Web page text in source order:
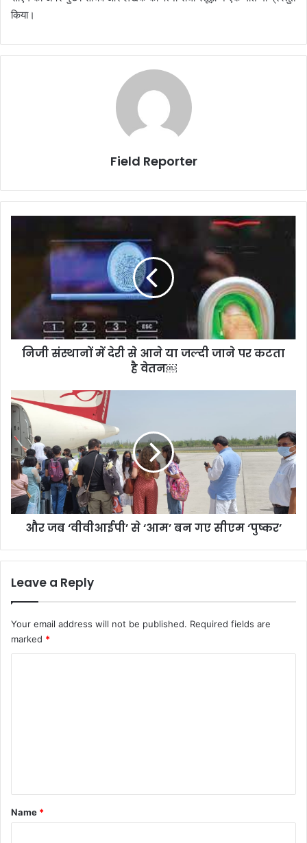
किया।
Field Reporter
जल्दी
जाने
वेतन
￼
निजी संस्थानों में देरी से आने या जल्दी जाने पर कटता
है वेतन￼
और
जब
‘वीवीआईपी’
से
‘आम’
बन
गए
सीएम
‘पुष्कर’
और जब ‘वीवीआईपी’ से ‘आम’ बन गए सीएम ‘पुष्कर’
Leave a Reply
Your email address will not be published. Required fields are
marked *
*
Name *